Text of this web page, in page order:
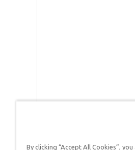
By clicking “Accept All Cookies”,